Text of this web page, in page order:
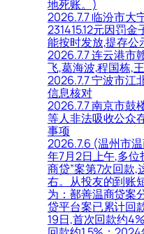
地死账。)
2026.7.7 临汾市大
231415.12元因罚
能按时发放,提存公
2026.7.7 连云港市
飞,葛海波,程国栋,
2026.7.7 宁波市江
信息核对
2026.7.7 南京市鼓
等人非法吸收公众
事项
2026.7.6 (温州市
年7月2日上午,多位
商贷”案第7次回款
右。从投友的到账
为：鄯善温商贷案
贷平台案已累计回
19日,首次回款约